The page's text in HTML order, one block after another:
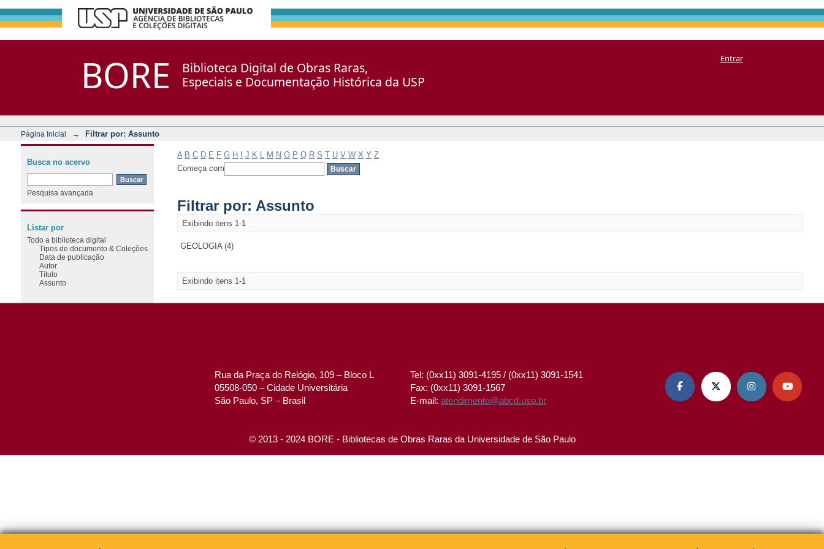
BORE
Biblioteca Digital de Obras Raras,
Especiais e Documentação Histórica da USP
Entrar
Página Inicial → Filtrar por: Assunto
A B C D E F G H J K M N O P Q R S T U V W X Y Z
Começa com
Filtrar por: Assunto
Exibindo itens 1-1
GEOLOGIA (4)
Exibindo itens 1-1
Busca no acervo
Pesquisa avançada
Listar por
Todo a biblioteca digital
Tipos de documento & Coleções
Data de publicação
Autor
Título
Assunto
Rua da Praça do Relógio, 109 – Bloco L
05508-050 – Cidade Universitária
São Paulo, SP – Brasil
Tel: (0xx11) 3091-4195 / (0xx11) 3091-1541
Fax: (0xx11) 3091-1567
E-mail:atendimento@abcd.usp.br
   
© 2013 - 2024 BORE - Bibliotecas de Obras Raras da Universidade de São Paulo